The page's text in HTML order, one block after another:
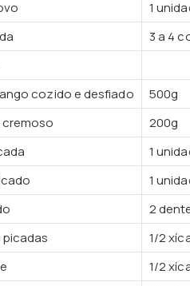
1
3 a 4
cozido e desfiado
500g
200g
1
1
2
1/2
1/2